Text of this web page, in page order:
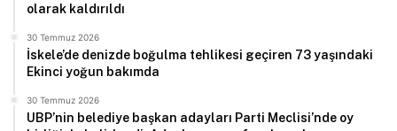
olarak kaldırıldı
30 Temmuz 2026
İskele’de denizde boğulma tehlikesi geçiren 73 yaşındaki
Ekinci yoğun bakımda
30 Temmuz 2026
UBP’nin belediye başkan adayları Parti Meclisi’nde oy